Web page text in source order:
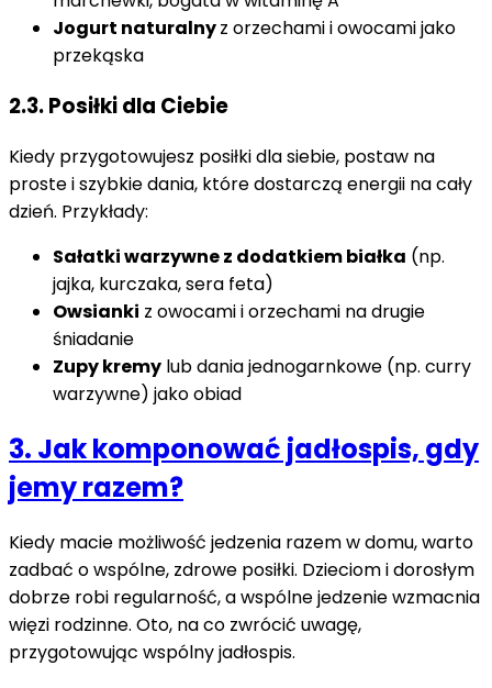
Jogurt naturalnyz orzechami i owocami jako
przekąska
2.3. Posiłki dla Ciebie
Kiedy przygotowujesz posiłki dla siebie, postaw na
proste i szybkie dania, które dostarczą energii na cały
dzień. Przykłady:
Sałatki warzywne z dodatkiem białka (np.
jajka, kurczaka, sera feta)
Owsianki z owocami i orzechami na drugie
śniadanie
Zupy kremy lub dania jednogarnkowe (np. curry
warzywne) jako obiad
3. Jak komponować jadłospis, gdy
jemy razem?
Kiedy macie możliwość jedzenia razem w domu, warto
zadbać o wspólne, zdrowe posiłki. Dzieciom i dorosłym
dobrze robi regularność, a wspólne jedzenie wzmacnia
więzi rodzinne. Oto, na co zwrócić uwagę,
przygotowując wspólny jadłospis.